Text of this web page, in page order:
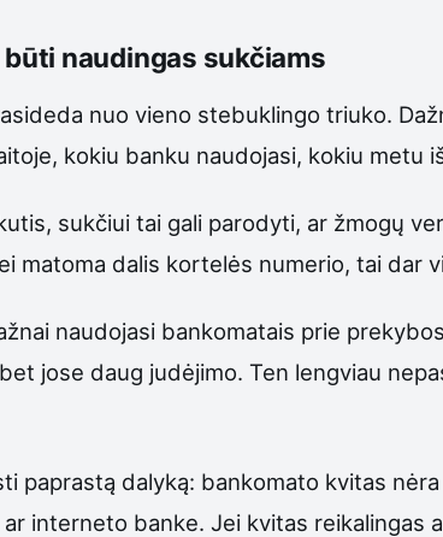
naudingas sukčiams
nuo vieno stebuklingo triuko.
kokiu banku naudojasi, kokiu metu
sukčiui tai gali parodyti, ar žmogų
matoma dalis kortelės numerio, tai dar
naudojasi bankomatais prie
jose daug judėjimo. Ten lengviau
paprastą dalyką: bankomato kvitas
interneto banke. Jei kvitas reikalingas